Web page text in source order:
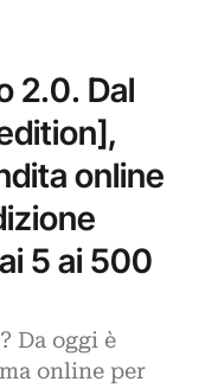
2.0. Dal
online
5 ai 500
Da oggi è
online per